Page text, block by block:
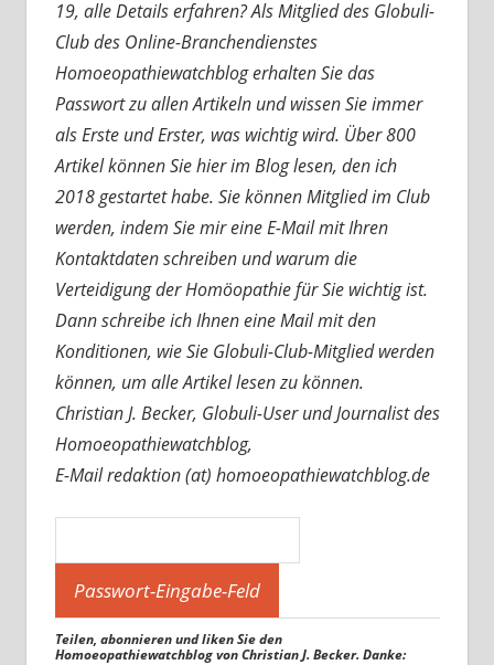
19, alle Details erfahren? Als Mitglied des Globuli-
Club des Online-Branchendienstes
Homoeopathiewatchblog erhalten Sie das
Passwort zu allen Artikeln und wissen Sie immer
als Erste und Erster, was wichtig wird. Über 800
Artikel können Sie hier im Blog lesen, den ich
2018 gestartet habe. Sie können Mitglied im Club
werden, indem Sie mir eine E-Mail mit Ihren
Kontaktdaten schreiben und warum die
Verteidigung der Homöopathie für Sie wichtig ist.
Dann schreibe ich Ihnen eine Mail mit den
Konditionen, wie Sie Globuli-Club-Mitglied werden
können, um alle Artikel lesen zu können.
Christian J. Becker, Globuli-User und Journalist des
Homoeopathiewatchblog,
E-Mail redaktion (at) homoeopathiewatchblog.de
Teilen, abonnieren und liken Sie den
Homoeopathiewatchblog von Christian J. Becker. Danke: